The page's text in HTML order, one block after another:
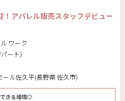
！アパレル販売スタッフデビュー
ワーク
ート)
ル佐久平(長野県 佐久市)
できる環境◎